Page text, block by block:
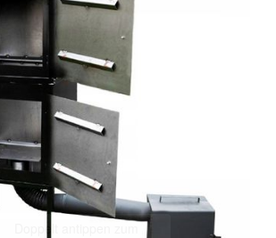
Doppelt antippen zum